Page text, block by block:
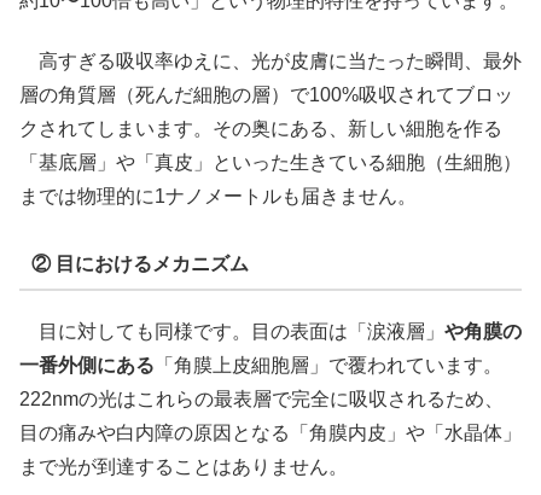
高すぎる吸収率ゆえに、光が皮膚に当たった瞬間、最外
層の角質層（死んだ細胞の層）で100%吸収されてブロッ
クされてしまいます。その奥にある、新しい細胞を作る
「基底層」や「真皮」といった生きている細胞（生細胞）
までは物理的に1ナノメートルも届きません。
② 目におけるメカニズム
目に対しても同様です。目の表面は「涙液層」 や角膜の
一番外側にある 「角膜上皮細胞層」で覆われています。
222nmの光はこれらの最表層で完全に吸収されるため、
目の痛みや白内障の原因となる「角膜内皮」や「水晶体」
まで光が到達することはありません。